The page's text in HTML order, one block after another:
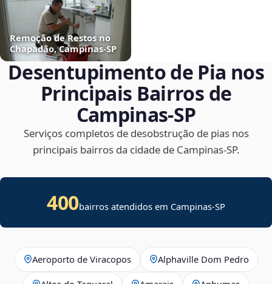
Remoção de Restos no
Chapadão, Campinas‑SP
Desentupimento de Pia nos
Principais Bairros de
Campinas‑SP
Serviços completos de desobstrução de pias nos
principais bairros da cidade de Campinas‑SP.
400bairros atendidos em Campinas-SP
Aeroporto de Viracopos Alphaville Dom Pedro